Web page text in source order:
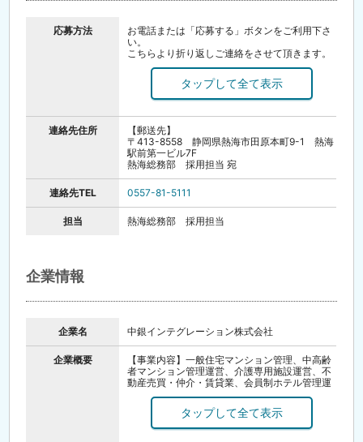
応募方法
お電話または「応募する」ボタンをご利用下さ
い。
こちらより折り返しご連絡をさせて頂きます。
郵送頂き次第、書類選考後、面接時間・日程等
お伝えさせて頂きます。
連絡先住所
【郵送先】
〒413-8558 静岡県熱海市田原本町9-1 熱海
駅前第一ビル7F
熱海総務部 採用担当 宛
連絡先TEL 0557-81-5111
担当 熱海総務部 採用担当
企業情報
企業名 中銀インテグレーション株式会社
企業概要
【事業内容】一般住宅マンション管理、中高齢
者マンション管理運営、介護専用施設運営、不
動産売買・仲介・賃貸業、会員制ホテル管理運
業、コンサルタント事業
【創立】昭和47年2月
【資本金】5,000万円